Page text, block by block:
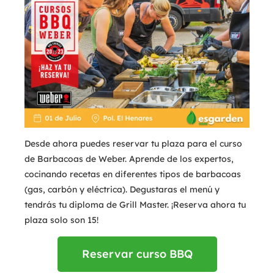
Desde ahora puedes reservar tu plaza para el curso
de Barbacoas de Weber. Aprende de los expertos,
cocinando recetas en diferentes tipos de barbacoas
(gas, carbón y eléctrica). Degustaras el menú y
tendrás tu diploma de Grill Master. ¡Reserva ahora tu
plaza solo son 15!
Reservar curso BBQ